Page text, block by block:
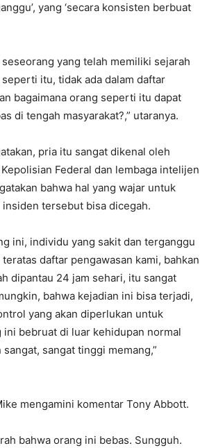
yang ‘secara konsisten berbuat
seseorang yang telah memiliki sejarah
itu, tidak ada dalam daftar
bagaimana orang seperti itu dapat
di tengah masyarakat?,” utaranya.
pria itu sangat dikenal oleh
Federal dan lembaga intelijen
bahwa hal yang wajar untuk
insiden tersebut bisa dicegah.
ini, individu yang sakit dan terganggu
daftar pengawasan kami, bahkan
dipantau 24 jam sehari, itu sangat
bahwa kejadian ini bisa terjadi,
yang akan diperlukan untuk
ini bebruat di luar kehidupan normal
sangat tinggi memang,”
mengamini komentar Tony Abbott.
bahwa orang ini bebas. Sungguh.